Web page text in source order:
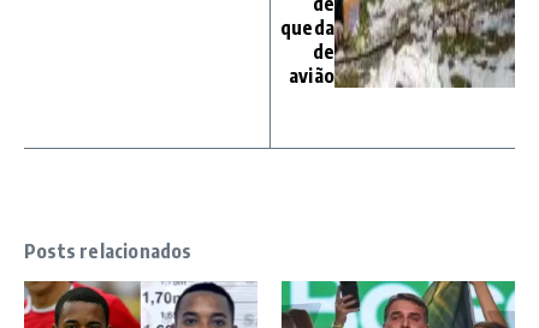
queda
de
avião
Posts relacionados